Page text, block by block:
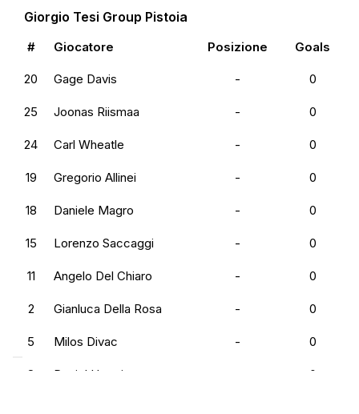
Giorgio Tesi Group Pistoia
# Giocatore Posizione Goals
20 Gage Davis - 0
25 Joonas Riismaa - 0
24 Carl Wheatle - 0
19 Gregorio Allinei - 0
18 Daniele Magro - 0
15 Lorenzo Saccaggi - 0
11 Angelo Del Chiaro - 0
2 Gianluca Della Rosa - 0
5 Milos Divac - 0
8 Daniel Utomi 0